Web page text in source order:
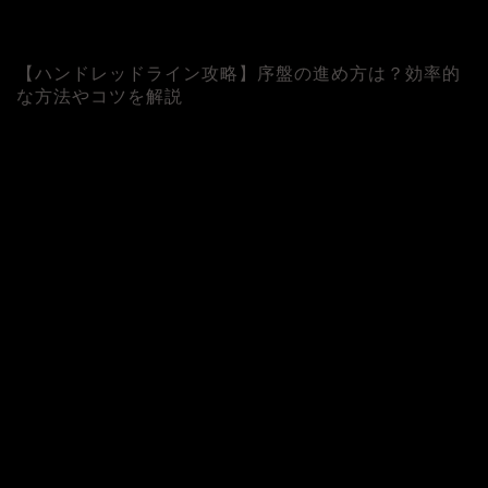
【ハンドレッドライン攻略】序盤の進め方は？効率的
な方法やコツを解説